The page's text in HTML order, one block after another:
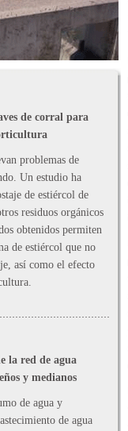
de corral para
problemas de
Un estudio ha
de estiércol de
residuos orgánicos
obtenidos permiten
de estiércol que no
así como el efecto
la red de agua
y medianos
de agua y
de agua